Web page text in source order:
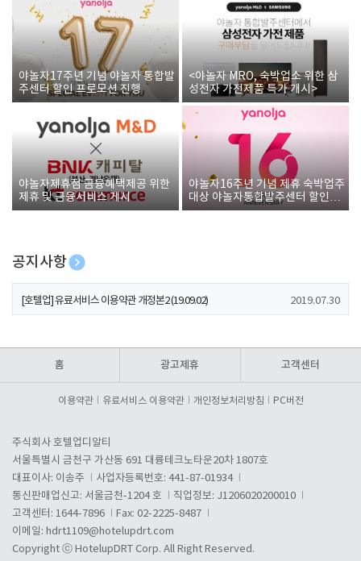
야놀자17주년 기념 야놀자 통합발
주센터 할인 프로모션 진행
<야놀자 MRO, 숙박업소 위한 삼
성전자 가전제품 특가 개시>
야놀자제휴점 금융혜택제공 위한
제휴 및 금융서비스 게시
야놀자16주년 기념 제휴 숙박업주
대상 야놀자통합발주센터 할인쿠
폰 증정
공지사항
[호텔업] 개인정보 처리방침 개정본1 (19.09.02)
[호텔업] 유료서비스 이용약관 개정본2 (19.09.02) 2019.07.30
홈 광고제휴 고객센터
이용약관 유료서비스 이용약관 개인정보처리방침 PC버전
주식회사 호텔업디알티
서울특별시 금천구 가산동 691 대륭테크노타운20차 1807호
대표이사: 이송주
사업자등록번호: 441-87-01934
통신판매업신고: 서울금천-1204 호
직업정보: J1206020200010
고객센터: 1644-7896
Fax: 02-2225-8487
이메일: hdrt1109@hotelupdrt.com
Copyright ⓒ HotelupDRT Corp. All Right Reserved.